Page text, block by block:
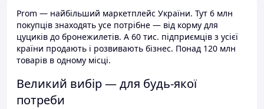
Prom — найбільший маркетплейс України. Тут 6 млн
покупців знаходять усе потрібне — від корму для
цуциків до бронежилетів. А 60 тис. підприємців з усієї
країни продають і розвивають бізнес. Понад 120 млн
товарів в одному місці.
Великий вибір — для будь-якої
потреби